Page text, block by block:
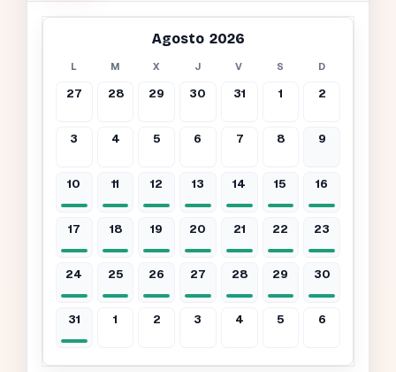
Agosto 2026
L M X J V S D
27 28 29 30 31 1 2
3 4 5 6 7 8 9
10 11 12 13 14 15 16
17 18 19 20 21 22 23
24 25 26 27 28 29 30
31 1 2 3 4 5 6